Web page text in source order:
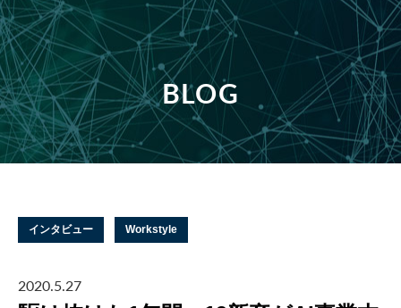
BLOG
インタビュー Workstyle
2020.5.27